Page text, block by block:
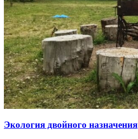
Экология двойного назначения